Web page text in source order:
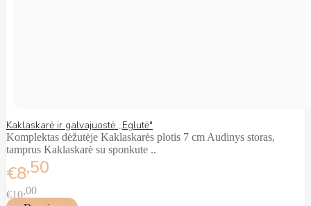
Kaklaskarė ir galvajuostė ,,Eglutė"
Komplektas dėžutėje Kaklaskarės plotis 7 cm Audinys storas,
tamprus Kaklaskarė su sponkute ..
€850
€10 00